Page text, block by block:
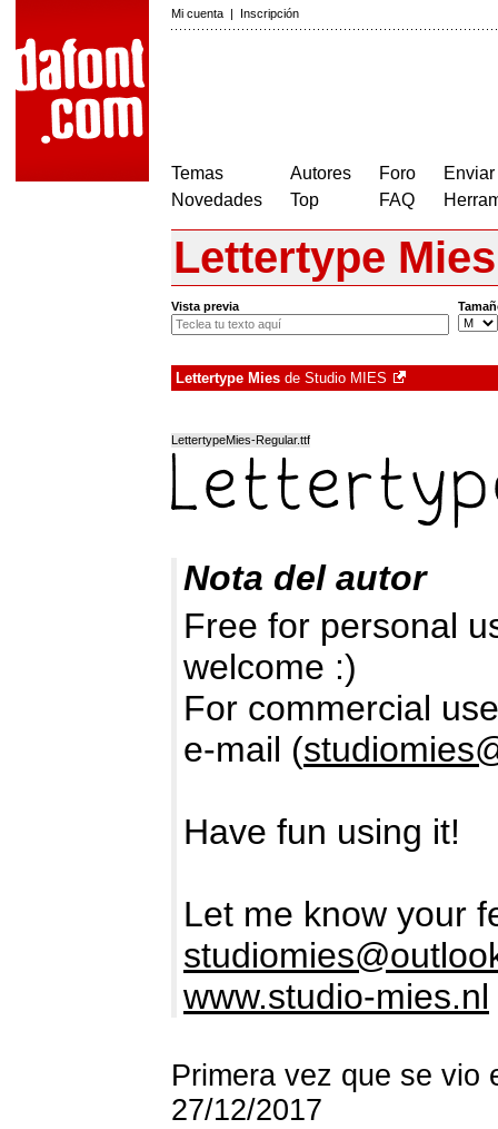
Mi cuenta | Inscripción
Temas
Novedades
Autores
Top
Foro
FAQ
Lettertype Mies
Vista previa
Lettertype Mies de Studio MIES
LettertypeMies-Regular.ttf
Nota del autor
Free for personal
welcome :)
For commercial
e-mail (
Have fun using it!
Let me know your
www.studio-mies.nl
Primera vez que se vio
27/12/2017